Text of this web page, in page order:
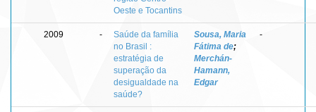
Oeste e Tocantins
2009 -
Saúde da família
no Brasil :
estratégia de
superação da
desigualdade na
saúde?
Sousa, Maria
Fátima de;
Merchán-
Hamann,
Edgar
-